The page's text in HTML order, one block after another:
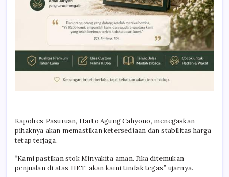
Kapolres Pasuruan, Harto Agung Cahyono, menegaskan
pihaknya akan memastikan ketersediaan dan stabilitas harga
tetap terjaga.
“Kami pastikan stok Minyakita aman. Jika ditemukan
penjualan di atas HET, akan kami tindak tegas,” ujarnya.